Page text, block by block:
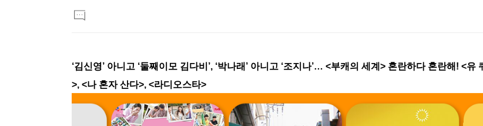
문
댓
글
‘김신영’ 아니고 ‘둘째이모 김다비’, ‘박나래’ 아니고 ‘조지나’… <부캐의 세계> 혼란하다 혼란해! <
>, <나 혼자 산다>, <라디오스타>